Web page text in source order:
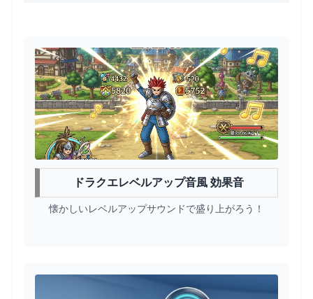
ドラクエレベルアップ音風 効果音
懐かしいレベルアップサウンドで盛り上がろう！